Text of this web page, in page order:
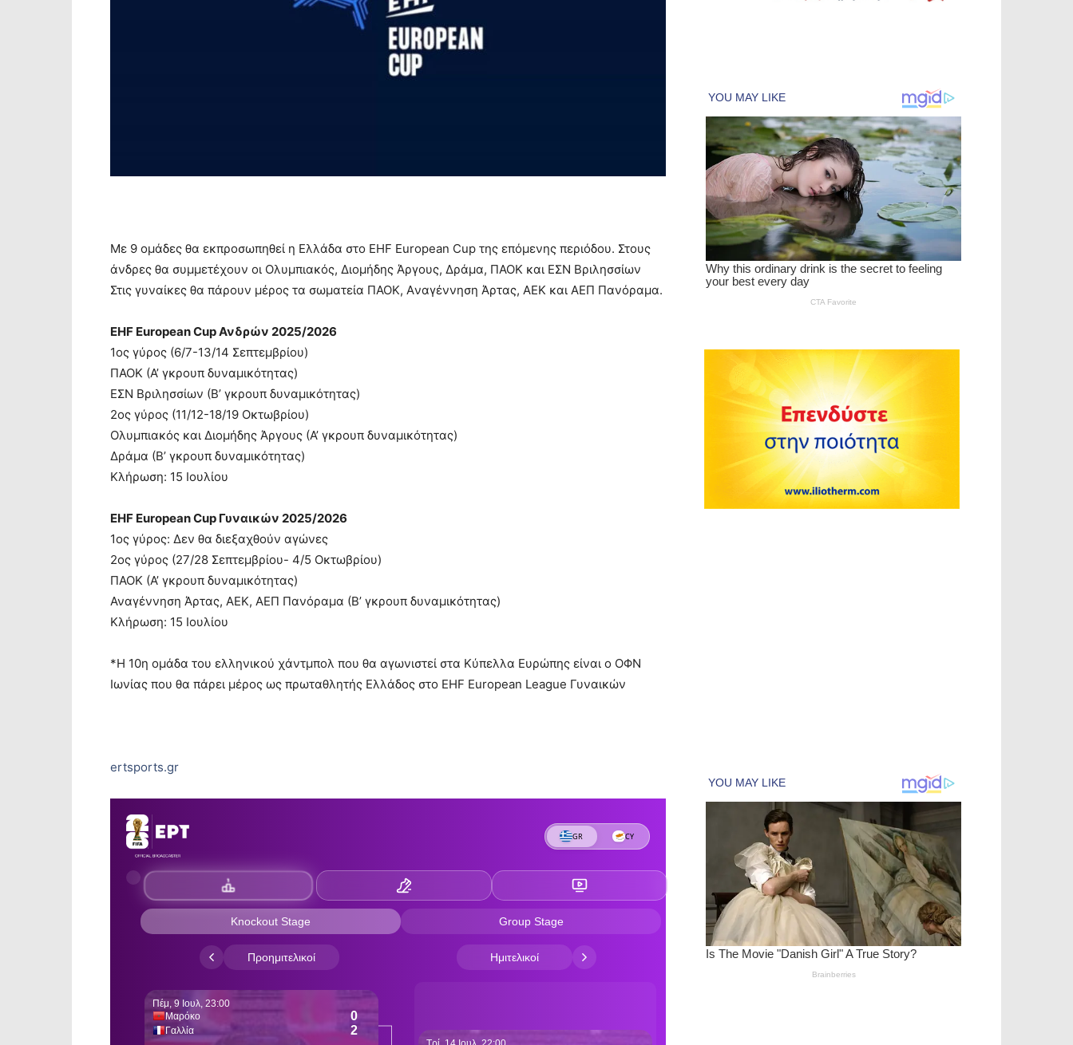
Mε 9 ομάδες θα εκπροσωπηθεί η Ελλάδα στο EHF European Cup της επόμενης περιόδου. Στους
άνδρες θα συμμετέχουν οι Ολυμπιακός, Διομήδης Άργους, Δράμα, ΠΑΟΚ και ΕΣΝ Βριλησσίων
Στις γυναίκες θα πάρουν μέρος τα σωματεία ΠΑΟΚ, Aναγέννηση Άρτας, ΑΕΚ και ΑΕΠ Πανόραμα.
ΕΗF European Cup Ανδρών 2025/2026
1ος γύρος (6/7-13/14 Σεπτεμβρίου)
ΠΑΟΚ (Α’ γκρουπ δυναμικότητας)
ΕΣΝ Βριλησσίων (Β’ γκρουπ δυναμικότητας)
2ος γύρος (11/12-18/19 Οκτωβρίου)
Ολυμπιακός και Διομήδης Άργους (Α’ γκρουπ δυναμικότητας)
Δράμα (Β’ γκρουπ δυναμικότητας)
Κλήρωση: 15 Ιουλίου
ΕΗF European Cup Γυναικών 2025/2026
1ος γύρος: Δεν θα διεξαχθούν αγώνες
2ος γύρος (27/28 Σεπτεμβρίου- 4/5 Οκτωβρίου)
ΠΑΟΚ (Α’ γκρουπ δυναμικότητας)
Αναγέννηση Άρτας, ΑΕΚ, ΑΕΠ Πανόραμα (Β’ γκρουπ δυναμικότητας)
Κλήρωση: 15 Ιουλίου
*Η 10η ομάδα του ελληνικού χάντμπολ που θα αγωνιστεί στα Κύπελλα Ευρώπης είναι ο ΟΦΝ
Ιωνίας που θα πάρει μέρος ως πρωταθλητής Ελλάδος στο EHF European League Γυναικών
ertsports.gr